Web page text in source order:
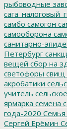
рыбоводные
самбо самогон
самооборона
санитарно-
Петербург
вещей сбор на
светофоры свищ
акробатики
учитель
ярмарка семена
года-2020 Семья
Сергей Ерёмин